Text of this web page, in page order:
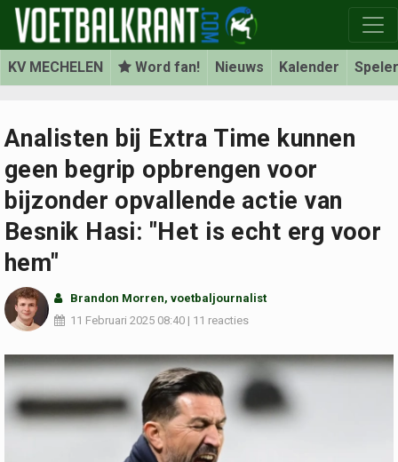
KV MECHELEN Word fan! Nieuws Kalender
Analisten bij Extra Time kunnen
geen begrip opbrengen voor
bijzonder opvallende actie van
Besnik Hasi: "Het is echt erg voor
hem"
Brandon Morren, voetbaljournalist
11 Februari 2025 08:40 | 11 reacties